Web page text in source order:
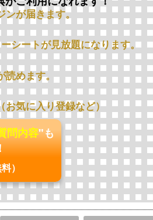
が届きます。
シートが見放題になります。
読めます。
お気に入り登録など）
問内容"も
）